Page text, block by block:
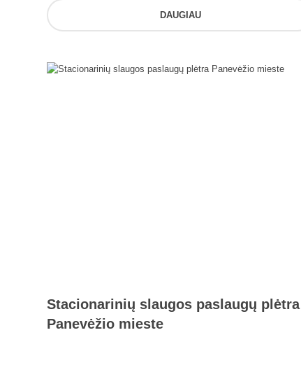
DAUGIAU
Stacionarinių slaugos paslaugų plėtra
Panevėžio mieste